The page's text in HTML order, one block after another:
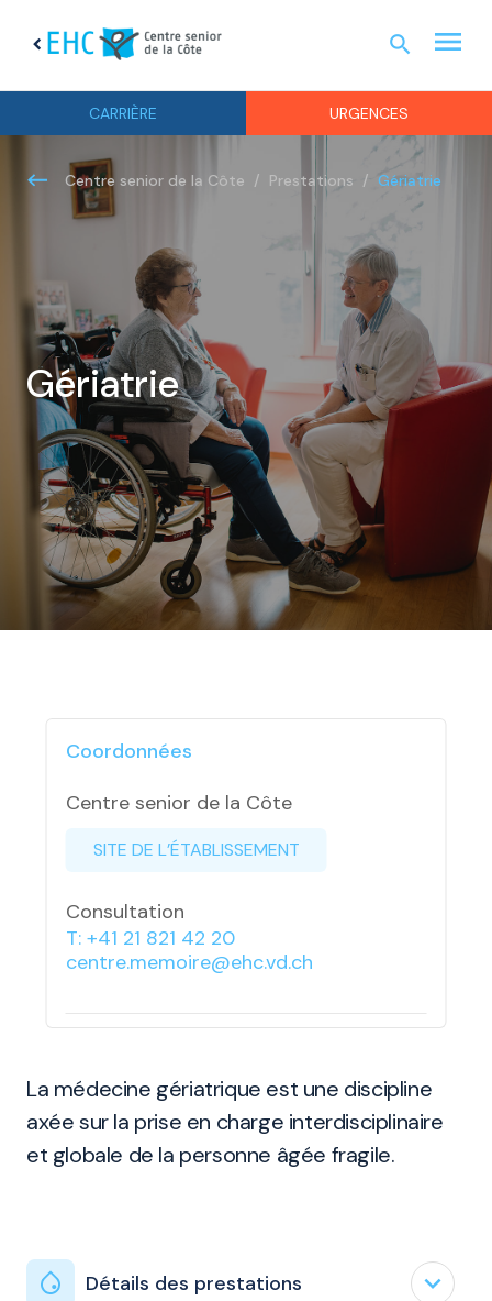
chevron_left
CARRIÈRE URGENCES
search menu
Centre senior de la Côte Prestations Gériatrie
Gériatrie
La médecine gériatrique est une discipline
axée sur la prise en charge interdisciplinaire
et globale de la personne âgée fragile.
Coordonnées
Centre senior de la Côte
SITE DE L’ÉTABLISSEMENT
Consultation
T: +41 21 821 42 20
centre.memoire@ehc.vd.ch
Détails des prestations expand_less